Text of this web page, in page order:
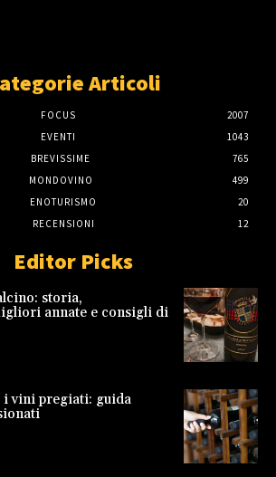
Articoli
FOCUS
2007
EVENTI
1043
BREVISSIME
765
MONDOVINO
499
ENOTURISMO
20
RECENSIONI
12
Editor Picks
storia,
annate e consigli di
i vini pregiati: guida